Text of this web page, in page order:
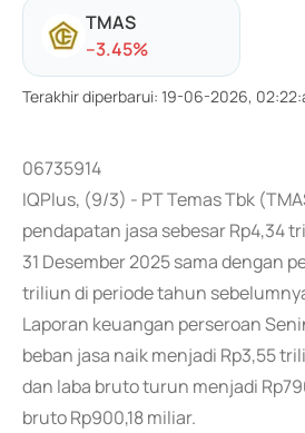
TMAS
--3.45%
Terakhir diperbarui: 19-06-2026,
06735914
IQPlus, (9/3) - PT Temas Tbk
pendapatan jasa sebesar Rp4,34
31 Desember 2025 sama dengan
triliun di periode tahun
Laporan keuangan perseroan
beban jasa naik menjadi Rp3,55
dan laba bruto turun menjadi
bruto Rp900,18 miliar.